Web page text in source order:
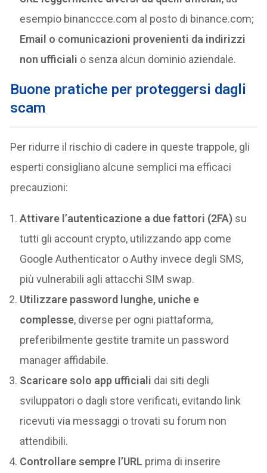
esempio binanccce.com al posto di binance.com;
Email o comunicazioni provenienti da indirizzi
non ufficiali o senza alcun dominio aziendale.
Buone pratiche per proteggersi dagli
scam
Per ridurre il rischio di cadere in queste trappole, gli
esperti consigliano alcune semplici ma efficaci
precauzioni:
Attivare l’autenticazione a due fattori (2FA) su
tutti gli account crypto, utilizzando app come
Google Authenticator o Authy invece degli SMS,
più vulnerabili agli attacchi SIM swap.
Utilizzare password lunghe, uniche e
complesse, diverse per ogni piattaforma,
preferibilmente gestite tramite un password
manager affidabile.
Scaricare solo app ufficiali dai siti degli
sviluppatori o dagli store verificati, evitando link
ricevuti via messaggi o trovati su forum non
attendibili.
Controllare sempre l’URL prima di inserire